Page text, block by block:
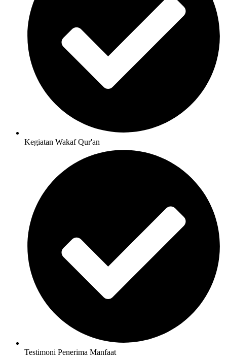
Kegiatan Wakaf Qur'an
Testimoni Penerima Manfaat